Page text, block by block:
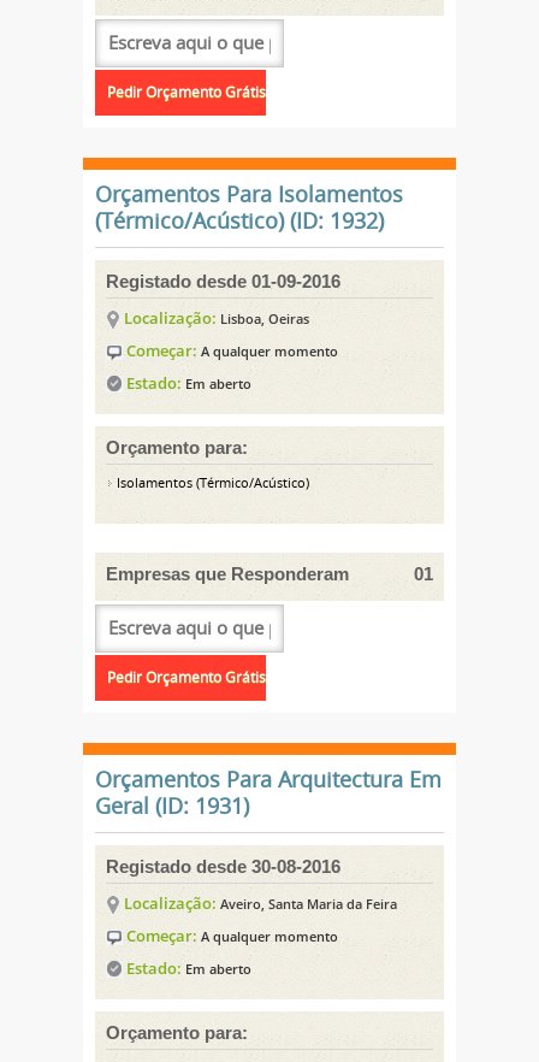
Orçamentos Para Isolamentos
(Térmico/Acústico) (ID: 1932)
Registado desde 01-09-2016
Localização: Lisboa, Oeiras
Começar: A qualquer momento
Estado: Em aberto
Orçamento para:
Isolamentos (Térmico/Acústico)
Empresas que Responderam 01
Orçamentos Para Arquitectura Em
Geral (ID: 1931)
Registado desde 30-08-2016
Localização: Aveiro, Santa Maria da Feira
Começar: A qualquer momento
Estado: Em aberto
Orçamento para: